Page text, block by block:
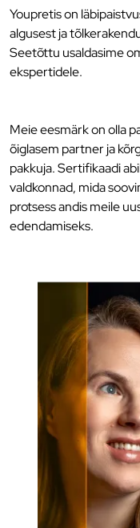
Youpretis on
algusest ja
Seetõttu usaldasime
ekspertidele.
Meie eesmärk on olla
õiglasem partner ja
pakkuja. Sertifikaadi
valdkonnad, mida
protsess andis meile
edendamiseks.